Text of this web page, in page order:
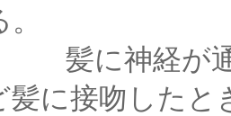
が通ってい
髪に接吻した